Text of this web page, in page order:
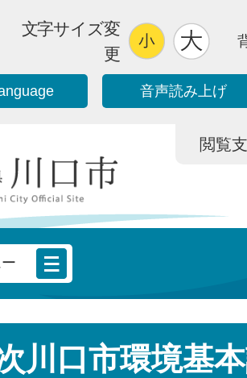
文字サイズ変
更
音声読み上げ
閲覧
川口市環境基